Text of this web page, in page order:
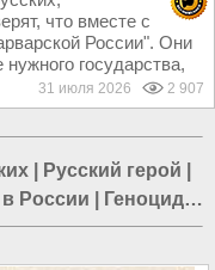
что вместе с
России". Они
государства,
31 июля 2026 2 907
Русский герой
в России
Геноцид
|Санскрит|